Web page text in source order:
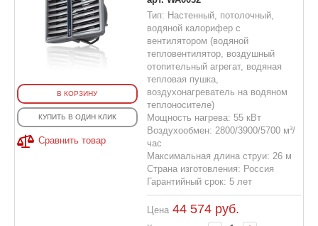
В КОРЗИНУ
КУПИТЬ В ОДИН КЛИК
Сравнить товар
Тип: Настенный, потолочный,
водяной калорифер с
вентилятором (водяной
тепловентилятор, воздушный
отопительный агрегат, водяная
тепловая пушка,
воздухонагреватель на водяном
теплоносителе)
Мощность нагрева: 55 кВт
Воздухообмен: 2800/3900/5700 м³/
час
Максимальная длина струи: 26 м
Страна изготовления: Россия
Гарантийный срок: 5 лет
Цена 44 574руб.